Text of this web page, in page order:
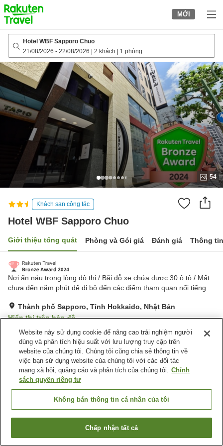
to
top
page
MỚI
Hotel WBF Sapporo Chuo
21/08/2026 - 22/08/2026 2 khách 1 phòng
54
Khách sạn công tác
Hotel WBF Sapporo Chuo
Giới thiệu tổng quát Phòng và Gói giá Đánh giá Thông
Nơi ẩn náu trong lòng đô thị / Bãi đỗ xe chứa được 30 ô tô / Mất
chưa đến năm phút để đi bộ đến các điểm tham quan nổi tiếng
Thành phố Sapporo, Tỉnh Hokkaido, Nhật Bản
Hiển thị trên bản đồ
Tuyệt vời Đánh giá:368lượt
Tiện nghi chỗ nghỉ
Bãi đỗ xe
Cách nhà ga 5 phút đi bộ
Trang chủ Nhật Bản Tỉnh Hokkaido
Thành phố Sapporo
Tìm phòng trống
Website này sử dụng cookie để nâng cao trải nghiệm người
dùng và phân tích hiệu suất với lưu lượng truy cập trên
website của chúng tôi. Chúng tôi cũng chia sẻ thông tin về
việc bạn sử dụng website của chúng tôi với các đối tác
mạng xã hội, quảng cáo và phân tích của chúng tôi. Chính
sách quyền riêng tư
Không bán thông tin cá nhân của tôi
Chấp nhận tất cả